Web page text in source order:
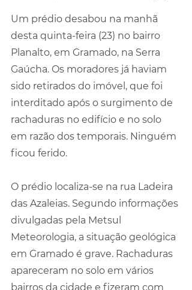
Um prédio desabou na manhã
desta quinta-feira (23) no bairro
Planalto, em Gramado, na Serra
Gaúcha. Os moradores já haviam
sido retirados do imóvel, que foi
interditado após o surgimento de
rachaduras no edifício e no solo
em razão dos temporais. Ninguém
ficou ferido.
O prédio localiza-se na rua Ladeira
das Azaleias. Segundo informações
divulgadas pela Metsul
Meteorologia, a situação geológica
em Gramado é grave. Rachaduras
apareceram no solo em vários
bairros da cidade e fizeram com